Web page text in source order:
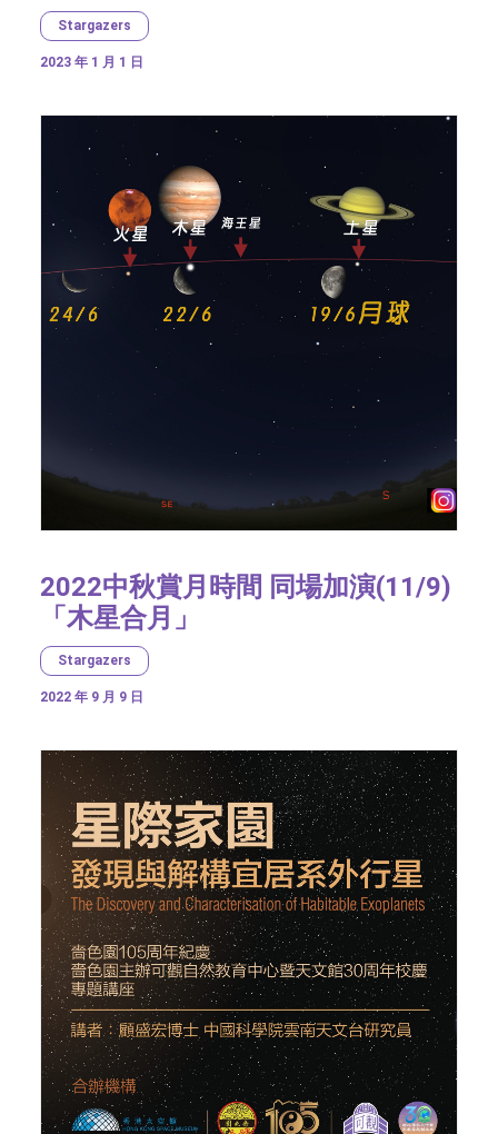
Stargazers
2023 年 1 月 1 日
2022中秋賞月時間 同場加演(11/9)
「木星合月」
Stargazers
2022 年 9 月 9 日